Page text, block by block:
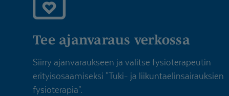
Tee ajanvaraus verkossa
Siirry ajanvaraukseen ja valitse fysioterapeutin
erityisosaamiseksi "Tuki- ja liikuntaelinsairauksien
fysioterapia".